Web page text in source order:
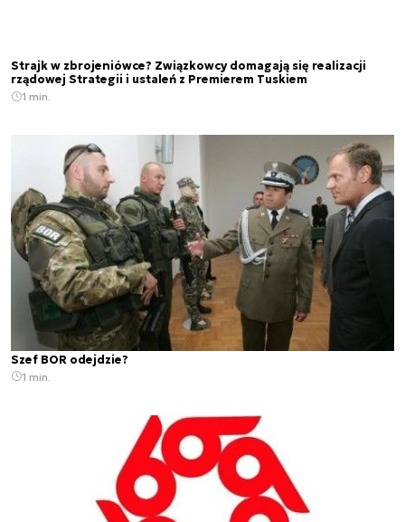
Strajk w zbrojeniówce? Związkowcy domagają się realizacji
rządowej Strategii i ustaleń z Premierem Tuskiem
1 min.
Szef BOR odejdzie?
1 min.